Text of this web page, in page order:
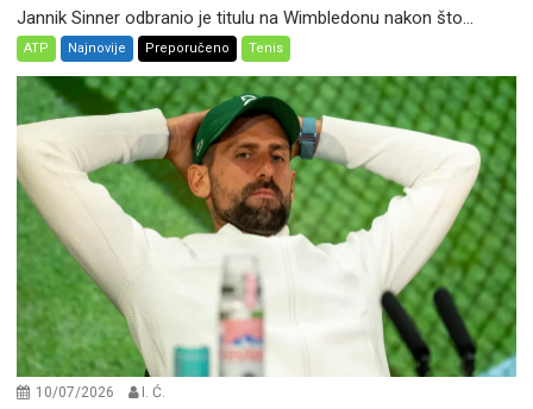
Jannik Sinner odbranio je titulu na Wimbledonu nakon što...
ATP Najnovije Preporučeno Tenis
10/07/2026 I. Ć.